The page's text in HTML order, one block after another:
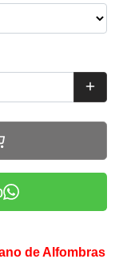
de Alfombras